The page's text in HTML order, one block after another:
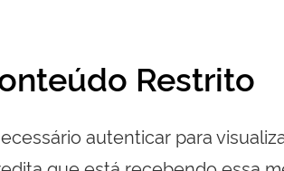
Restrito
autenticar para